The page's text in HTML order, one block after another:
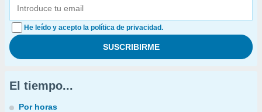
He leído y acepto la política de privacidad.
El tiempo...
Por horas